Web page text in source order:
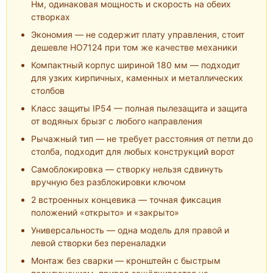
Нм, одинаковая мощность и скорость на обеих
створках
Экономия — не содержит плату управления, стоит
дешевле HO7124 при том же качестве механики
Компактный корпус шириной 180 мм — подходит
для узких кирпичных, каменных и металлических
столбов
Класс защиты IP54 — полная пылезащита и защита
от водяных брызг с любого направления
Рычажный тип — не требует расстояния от петли до
столба, подходит для любых конструкций ворот
Самоблокировка — створку нельзя сдвинуть
вручную без разблокировки ключом
2 встроенных концевика — точная фиксация
положений «открыто» и «закрыто»
Универсальность — одна модель для правой и
левой створки без переналадки
Монтаж без сварки — кронштейн с быстрым